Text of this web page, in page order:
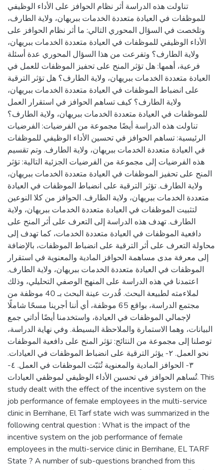
تناولت هذه الدراسة أثر نظام الحوافز على الأداء الوظيفي
للموظفات في العيادة متعددة الخدمات ببريهان، ولاية الطارف،
وتلخصت في السؤال المحوري التالي: ما أثر نظام الحوافز على
الأداء الوظيفي للموظفات في العيادة متعددة الخدمات ببريهان،
ولاية الطارف؟ وتفرعت من هذا السؤال المحوري عدة أسئلة
فرعية، أهمها: هل تؤثر المنح على تحفيز الموظفات للعمل في
العيادة متعددة الخدمات ببريهان، ولاية الطارف؟ هل تؤثر الترقية
على انضباط الموظفات في العيادة متعددة الخدمات ببريهان،
ولاية الطارف؟ كيف تساهم الحوافز في استقرار العمل
للموظفات في العيادة متعددة الخدمات ببريهان، ولاية الطارف؟
تناولت هذه الدراسة أيضًا مجموعة من الفرضيات: الفرضيات
الرئيسية: تساهم الحوافز في تحسين الأداء الوظيفي للموظفات
في العيادة متعددة الخدمات ببريهان، ولاية الطارف. وتم تقسيم
هذه الفرضيات إلى مجموعة من الفرضيات الجزئية التالية: تؤثر
المنح على تحفيز الموظفات في العيادة متعددة الخدمات ببريهان،
ولاية الطارف. تؤثر الترقية على انضباط الموظفات في العيادة
متعددة الخدمات ببريهان، ولاية الطارف. الحوافز من كلا النوعين
لتثبيت الموظفات في العيادة متعددة الخدمات ببريهان، ولاية
الطارف. تهدف هذه الدراسة إلى التعرف على أثر المنح على
دافعية الموظفات في العيادة متعددة الخدمات، كما تهدف إلى
محاولة التعرف على أثر الترقية على انضباط الموظفات، بالإضافة
إلى معرفة مدى مساهمة الحوافز المادية والمعنوية في استقرار
الموظفات في العيادة متعددة الخدمات ببريهان، ولاية الطارف.
اعتمدنا في هذه الدراسة على المنهج الوصفي التحليلي، وذلك
لملاءمته لطبيعة البحث. قُدرت عينة البحث بـ 40 موظفة من
مجتمع الدراسة، بواقع 65 موظفة، أي أننا أجرينا مسحًا شاملًا
لإجمالي الموظفات في العيادة، واستخدمنا أيضًا أداتي جمع
البيانات، وهما الاستمارة والملاحظة البسيطة. وفي نهاية الدراسة،
توصلنا إلى مجموعة من النتائج: تؤثر المنح على دافعية الموظفات
نحو العمل. ٢- يؤثر الترقية على انضباط الموظفات في العيادات.
٣- الحوافز المادية والمعنوية تُثبّت الموظفات في العمل. ٤-
تُساهم الحوافز في تحسين الأداء الوظيفي لموظفي العيادات. This
study dealt with the effect of the incentive system on the
job performance of female employees in the multi-service
clinic in Berrihane, El Tarf state wich was summarized in the
following central question : What is the impact of the
incentive system on the job performance of female
employees in the multi-service clinic in Berrihane, EL TARF
State ? A number of sub-questions branched from this